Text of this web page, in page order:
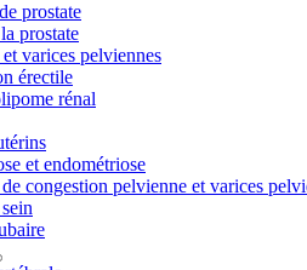
prostate
prostate
varices pelviennes
érectile
rénal
et endométriose
congestion pelvienne et varices